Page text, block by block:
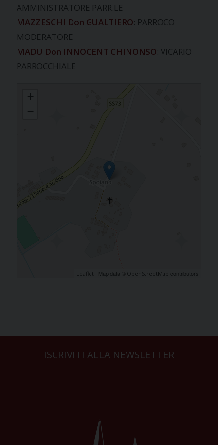
AMMINISTRATORE PARR.LE
MAZZESCHI Don GUALTIERO: PARROCO
MODERATORE
MADU Don INNOCENT CHINONSO: VICARIO
PARROCCHIALE
+
−
Leaflet | Map data © OpenStreetMap contributors
ISCRIVITI ALLA NEWSLETTER